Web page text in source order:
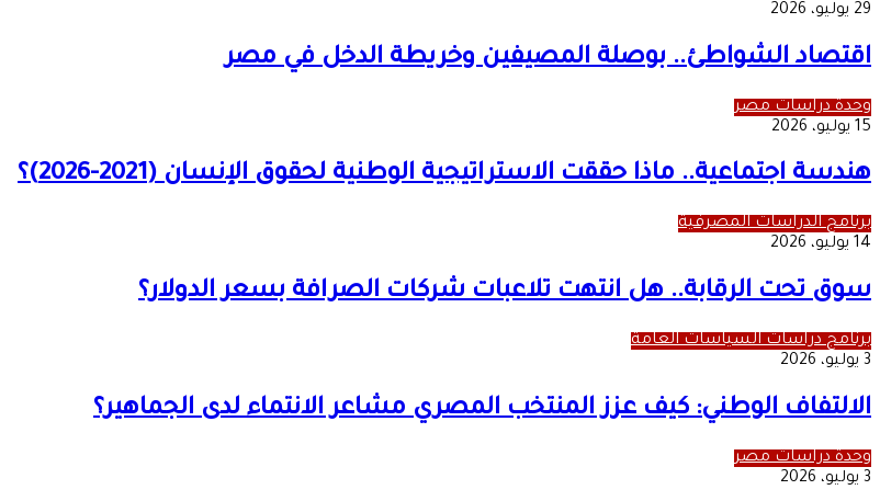
29 يوليو، 2026
اقتصاد الشواطئ.. بوصلة المصيفين وخريطة الدخل في مصر
وحدة دراسات مصر
15 يوليو، 2026
هندسة اجتماعية.. ماذا حققت الاستراتيجية الوطنية لحقوق الإنسان (2021-2026)؟
برنامج الدراسات المصرفية
14 يوليو، 2026
سوق تحت الرقابة.. هل انتهت تلاعبات شركات الصرافة بسعر الدولار؟
برنامج دراسات السياسات العامة
3 يوليو، 2026
الالتفاف الوطني: كيف عزز المنتخب المصري مشاعر الانتماء لدى الجماهير؟
وحدة دراسات مصر
3 يوليو، 2026